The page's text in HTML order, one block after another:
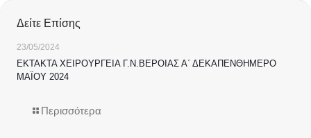
Δείτε Επίσης
23/05/2024
ΕΚΤΑΚΤΑ ΧΕΙΡΟΥΡΓΕΙΑ Γ.Ν.ΒΕΡΟΙΑΣ Α΄ ΔΕΚΑΠΕΝΘΗΜΕΡΟ
ΜΑΪΟΥ 2024
Περισσότερα